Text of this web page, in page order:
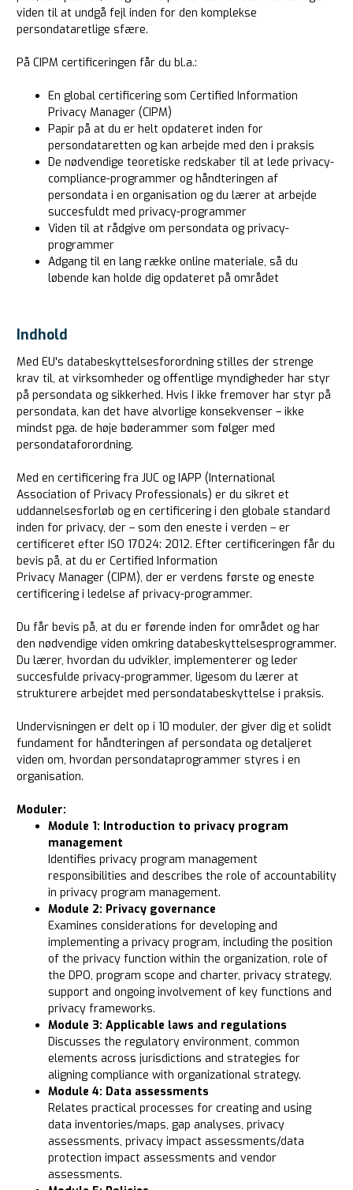
viden til at undgå fejl inden for den komplekse
persondataretlige sfære.
På CIPM certificeringen får du bl.a.:
En global certificering som Certified Information
Privacy Manager (CIPM)
Papir på at du er helt opdateret inden for
persondataretten og kan arbejde med den i praksis
De nødvendige teoretiske redskaber til at lede privacy-
compliance-programmer og håndteringen af
persondata i en organisation og du lærer at arbejde
succesfuldt med privacy-programmer
Viden til at rådgive om persondata og privacy-
programmer
Adgang til en lang række online materiale, så du
løbende kan holde dig opdateret på området
Indhold
Med EU's databeskyttelsesforordning stilles der strenge
krav til, at virksomheder og offentlige myndigheder har styr
på persondata og sikkerhed. Hvis I ikke fremover har styr på
persondata, kan det have alvorlige konsekvenser – ikke
mindst pga. de høje bøderammer som følger med
persondataforordning.
Med en certificering fra JUC og IAPP (International
Association of Privacy Professionals) er du sikret et
uddannelsesforløb og en certificering i den globale standard
inden for privacy, der – som den eneste i verden – er
certificeret efter ISO 17024: 2012. Efter certificeringen får du
bevis på, at du er Certified Information
Privacy Manager (CIPM), der er verdens første og eneste
certificering i ledelse af privacy-programmer.
Du får bevis på, at du er førende inden for området og har
den nødvendige viden omkring databeskyttelsesprogrammer.
Du lærer, hvordan du udvikler, implementerer og leder
succesfulde privacy-programmer, ligesom du lærer at
strukturere arbejdet med persondatabeskyttelse i praksis.
Undervisningen er delt op i 10 moduler, der giver dig et solidt
fundament for håndteringen af persondata og detaljeret
viden om, hvordan persondataprogrammer styres i en
organisation.
Moduler:
Module 1: Introduction to privacy program
management
Identifies privacy program management
responsibilities and describes the role of accountability
in privacy program management.
Module 2: Privacy governance
Examines considerations for developing and
implementing a privacy program, including the position
of the privacy function within the organization, role of
the DPO, program scope and charter, privacy strategy,
support and ongoing involvement of key functions and
privacy frameworks.
Module 3: Applicable laws and regulations
Discusses the regulatory environment, common
elements across jurisdictions and strategies for
aligning compliance with organizational strategy.
Module 4: Data assessments
Relates practical processes for creating and using
data inventories/maps, gap analyses, privacy
assessments, privacy impact assessments/data
protection impact assessments and vendor
assessments.